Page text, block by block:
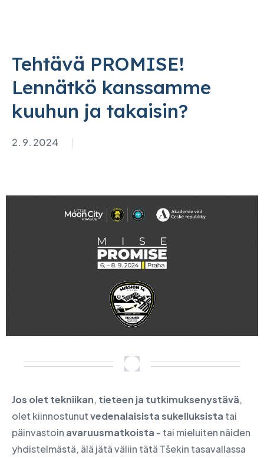
Tehtävä PROMISE!
Lennätkö kanssamme
kuuhun ja takaisin?
2. 9. 2024
Jos olet tekniikan, tieteen ja tutkimuksenystävä,
olet kiinnostunutvedenalaisista sukelluksista tai
päinvastoin avaruusmatkoista - tai mieluiten näiden
yhdistelmästä, älä jätä väliin tätä Tšekin tasavallassa